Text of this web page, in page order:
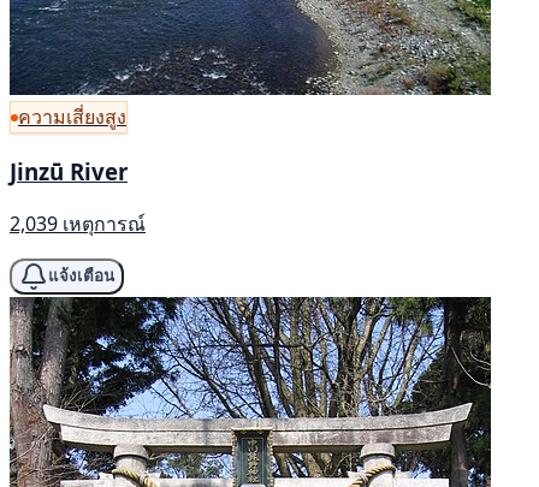
ความเสี่ยงสูง
Jinzū River
2,039 เหตุการณ์
แจ้งเตือน